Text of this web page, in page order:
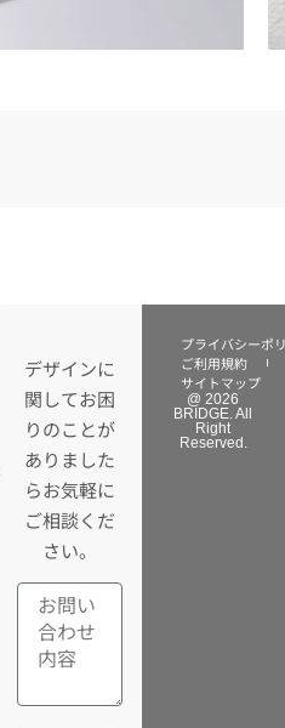
デザインに
関してお困
りのことが
ありました
らお気軽に
ご相談くだ
さい。
@ 2026
BRIDGE. All
Right
Reserved.
プライバシーポ
ご利用規約
サイトマップ